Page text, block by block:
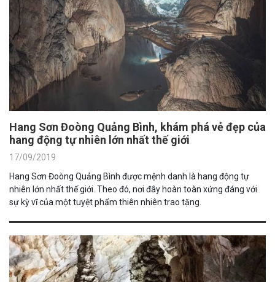
Hang Sơn Đoòng Quảng Bình, khám phá vẻ đẹp của
hang động tự nhiên lớn nhất thế giới
17/09/2019
Hang Sơn Đoòng Quảng Bình được mệnh danh là hang động tự
nhiên lớn nhất thế giới. Theo đó, nơi đây hoàn toàn xứng đáng với
sự kỳ vĩ của một tuyệt phẩm thiên nhiên trao tặng.